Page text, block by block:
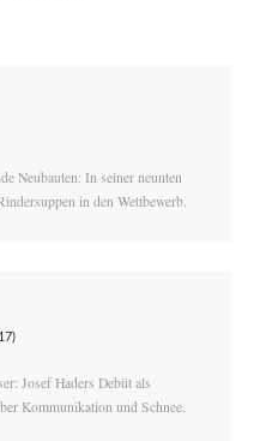
Neubauten: In seiner neunten
in den Wettbewerb.
Josef Haders Debüt als
Kommunikation und Schnee.